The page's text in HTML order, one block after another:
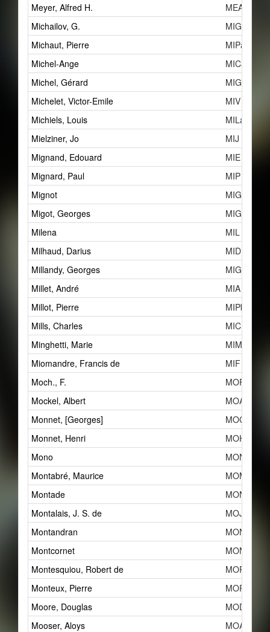
Meyer, Alfred H.
MEAa
Michailov, G.
MIG
Michaut, Pierre
MIPa
Michel-Ange
MICa
Michel, Gérard
MIGc
Michelet, Victor-Emile
MIV
Michiels, Louis
MILa
Mielziner, Jo
MIJ
Mignand, Edouard
MIE
Mignard, Paul
MIP
Mignot
MIGd
Migot, Georges
MIGa
Milena
MIL
Milhaud, Darius
MID
Millandy, Georges
MIGb
Millet, André
MIA
Millot, Pierre
MIPb
Mills, Charles
MIC
Minghetti, Marie
MIM
Miomandre, Francis de
MIF
Moch., F.
MOF
Mockel, Albert
MOAd
Monnet, [Georges]
MOGb
Monnet, Henri
MOH
Mono
MONd
Montabré, Maurice
MOM
Montade
MONe
Montalais, J. S. de
MOJb
Montandran
MONc
Montcornet
MONb
Montesquiou, Robert de
MORc
Monteux, Pierre
MOP
Moore, Douglas
MOD
Mooser, Aloys
MOA